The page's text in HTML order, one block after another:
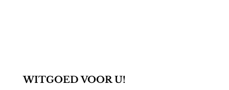
WITGOED VOOR U!